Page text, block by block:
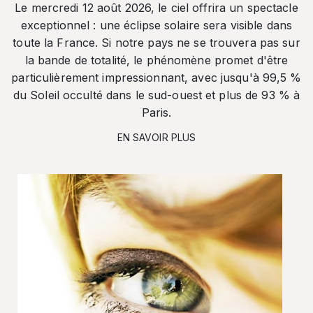
Le mercredi 12 août 2026, le ciel offrira un spectacle
exceptionnel : une éclipse solaire sera visible dans
toute la France. Si notre pays ne se trouvera pas sur
la bande de totalité, le phénomène promet d'être
particulièrement impressionnant, avec jusqu'à 99,5 %
du Soleil occulté dans le sud-ouest et plus de 93 % à
Paris.
EN SAVOIR PLUS